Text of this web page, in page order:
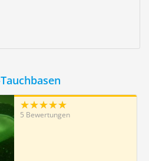
5 Bewertungen